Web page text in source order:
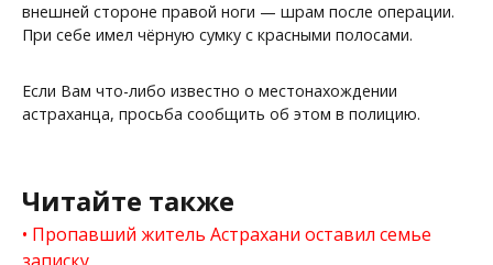
внешней стороне правой ноги — шрам после операции.
При себе имел чёрную сумку с красными полосами.
Если Вам что-либо известно о местонахождении
астраханца, просьба сообщить об этом в полицию.
Читайте также
Пропавший житель Астрахани оставил семье